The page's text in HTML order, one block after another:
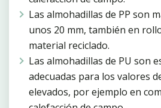
Las almohadillas de PP son
unos 20 mm, también en
material reciclado.
Las almohadillas de PU son
adecuadas para los valores
elevados, por ejemplo en